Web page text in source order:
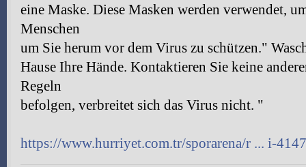
eine Maske. Diese Masken werden verwendet,
Menschen
um Sie herum vor dem Virus zu schützen."
Hause Ihre Hände. Kontaktieren Sie keine
Regeln
befolgen, verbreitet sich das Virus nicht. "
https://www.hurriyet.com.tr/sporarena/r ... i-